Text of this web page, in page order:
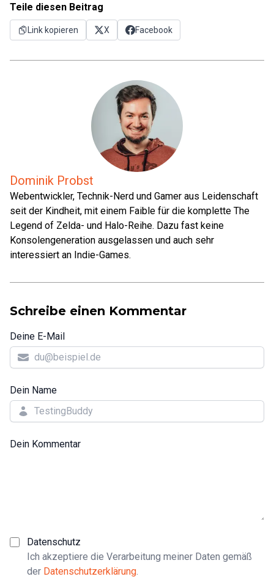
Teile diesen Beitrag
Link kopieren X Facebook
Dominik Probst
Webentwickler, Technik-Nerd und Gamer aus Leidenschaft
seit der Kindheit, mit einem Faible für die komplette The
Legend of Zelda- und Halo-Reihe. Dazu fast keine
Konsolengeneration ausgelassen und auch sehr
interessiert an Indie-Games.
Schreibe einen Kommentar
Deine E-Mail
Dein Name
Dein Kommentar
Datenschutz
Ich akzeptiere die Verarbeitung meiner Daten gemäß
der Datenschutzerklärung